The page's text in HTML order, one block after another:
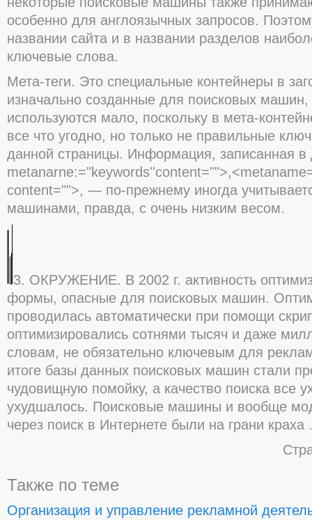
особенно для англоязычных запросов.
названии сайта и в названии разделов
ключевые слова.
Мета-теги. Это специальные контейнеры в
изначально созданные для поисковых машин,
используются мало, поскольку в мета-
все что угодно, но только не правильные
данной страницы. Информация, записанная в
content="">, — по-прежнему иногда
машинами, правда, с очень низким весом.
3. ОКРУЖЕНИЕ. В 2002 г. активность
формы, опасные для поисковых машин.
проводилась автоматически при помощи
оптимизировались сотнями тысяч и даже
словам, не обязательно ключевым для
итоге базы данных поисковых машин стали
чудовищную помойку, а качество поиска все
ухудшалось. Поисковые машины и вообще
через поиск в Интернете были на грани краха .
Также по теме
Организация и управление рекламной